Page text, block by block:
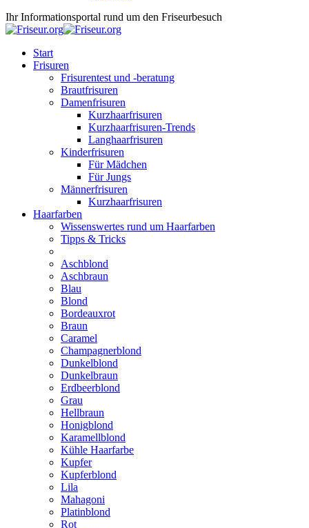
Ihr Informationsportal rund um den Friseurbesuch
Start
Frisuren
Frisurentest und -beratung
Brautfrisuren
Damenfrisuren
Kurzhaarfrisuren
Kurzhaarfrisuren-Trends
Langhaarfrisuren
Kinderfrisuren
Für Mädchen
Für Jungs
Männerfrisuren
Kurzhaarfrisuren
Haarfarben
Wissenswertes rund um Haarfarben
Tipps & Tricks
Aschblond
Aschbraun
Blau
Blond
Bordeauxrot
Braun
Caramel
Champagnerblond
Dunkelblond
Dunkelbraun
Erdbeerblond
Grau
Hellbraun
Honigblond
Karamellblond
Kühle Haarfarbe
Kupfer
Kupferblond
Lila
Mahagoni
Platinblond
Rot